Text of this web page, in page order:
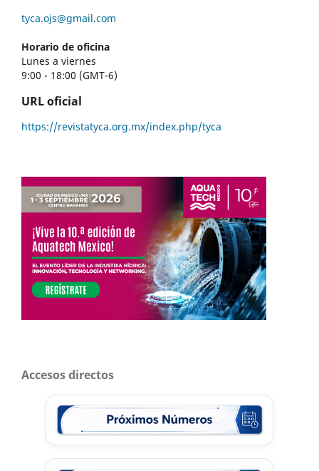
tyca.ojs@gmail.com
Horario de oficina
Lunes a viernes
9:00 - 18:00 (GMT-6)
URL oficial
https://revistatyca.org.mx/index.php/tyca
Accesos directos